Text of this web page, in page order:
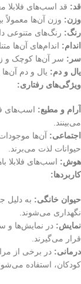
قد: قد اسب‌های فلابلا معمولاً بین 71 تا
وزن: وزن آن‌ها معمولاً بین 90 تا 180
رنگ: رنگ‌های متنوعی
اندام: اندام‌های آن‌ها
سر: سر آن‌ها کوچک و
یال و دم: یال و دم
ویژگی‌های رفتاری:
آرام و مطیع: اسب‌های
می‌بینند.
اجتماعی: آن‌ها
حیوانات لذت می‌برند.
هوش: اسب‌های فلابلا
کاربردها:
حیوان خانگی: به دلیل
نگهداری می‌شوند.
نمایش: در نمایش‌ها و
قرار می‌گیرند.
درمانی: در برخی از
کودکان، استفاده